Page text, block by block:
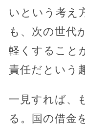
いという考え
も、次の世代
軽くすること
責任だという
一見すれば、
る。国の借金